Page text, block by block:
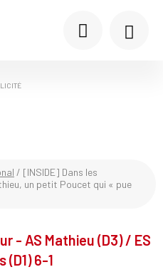
/ [INSIDE] Dans les
un petit Poucet qui « pue
- AS Mathieu (D3) / ES
(D1) 6-1